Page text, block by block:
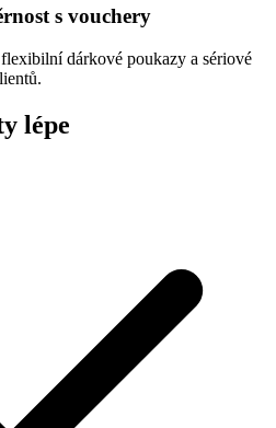
s vouchery
dárkové poukazy a sériové
lépe